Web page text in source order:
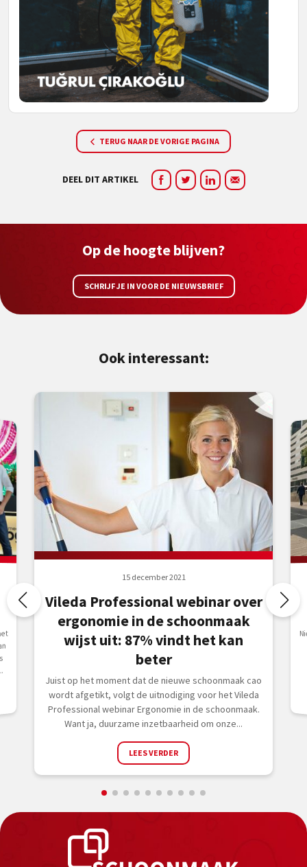
TERUG NAAR DE VORIGE PAGINA
DEEL DIT ARTIKEL
Op de hoogte blijven?
SCHRIJF JE IN VOOR DE NIEUWSBRIEF
Ook interessant:
15 december 2021
Vileda Professional webinar over
ergonomie in de schoonmaak
wijst uit: 87% vindt het kan
beter
Juist op het moment dat de nieuwe schoonmaak cao
wordt afgetikt, volgt de uitnodiging voor het Vileda
Professional webinar Ergonomie in de schoonmaak.
Want ja, duurzame inzetbaarheid om onze...
LEES VERDER